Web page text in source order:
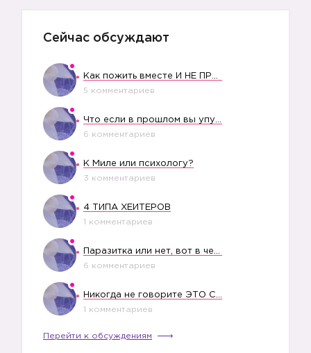
Сейчас обсуждают
5 комментариев
6 комментариев
К Миле или психологу?
3 комментариев
4 ТИПА ХЕЙТЕРОВ
1 комментариев
6 комментариев
1 комментариев
Перейти к обсуждениям